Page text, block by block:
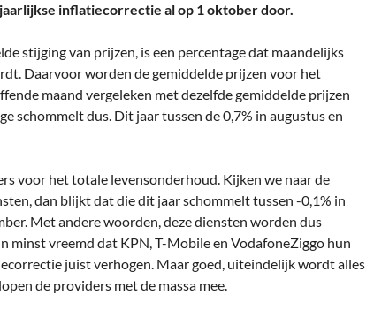
inflatiecorrectie al op 1 oktober door.
stijging van prijzen, is een percentage dat maandelijks
Daarvoor worden de gemiddelde prijzen voor het
maand vergeleken met dezelfde gemiddelde prijzen
schommelt dus. Dit jaar tussen de 0,7% in augustus en
voor het totale levensonderhoud. Kijken we naar de
dan blijkt dat die dit jaar schommelt tussen -0,1% in
Met andere woorden, deze diensten worden dus
minst vreemd dat KPN, T-Mobile en VodafoneZiggo hun
juist verhogen. Maar goed, uiteindelijk wordt alles
de providers met de massa mee.